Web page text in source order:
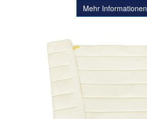
Mehr Informationen